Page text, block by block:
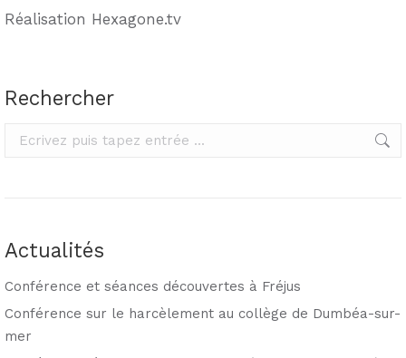
Réalisation Hexagone.tv
Rechercher
Rechercher
Actualités
Conférence et séances découvertes à Fréjus
Conférence sur le harcèlement au collège de Dumbéa-sur-
mer